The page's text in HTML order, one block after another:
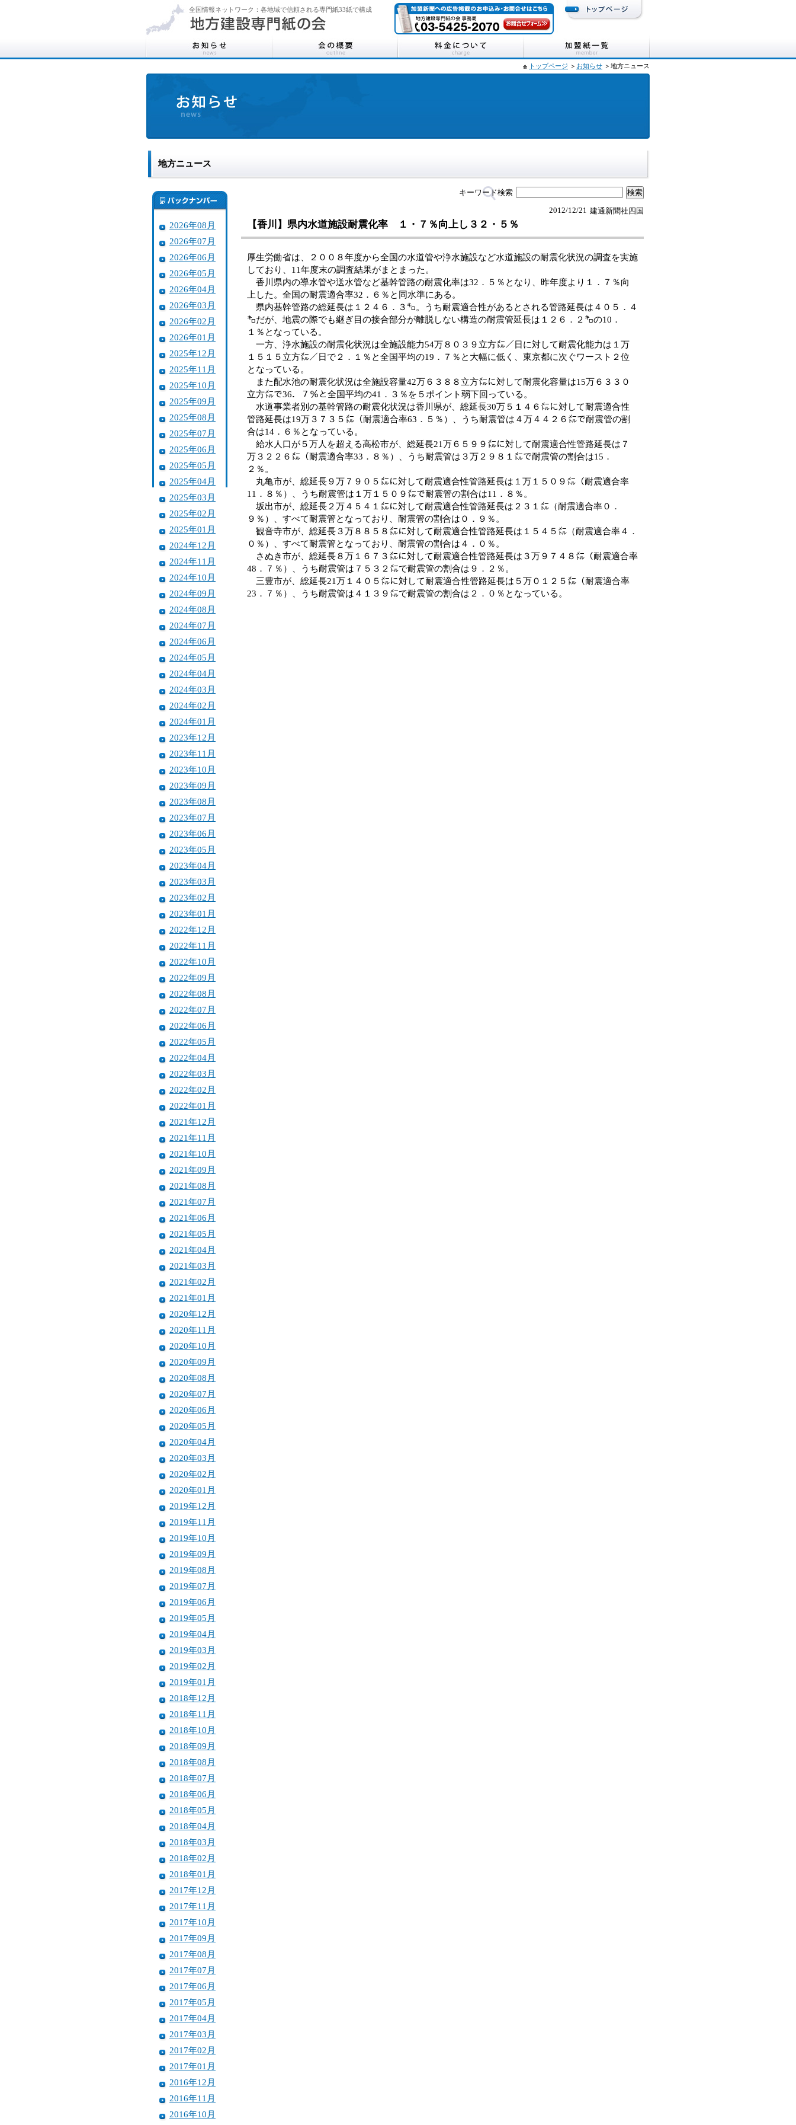
全国情報ネットワーク：各地域で信頼される専門紙33紙で構成
トップページ ＞ お知らせ ＞地方ニュース
地方ニュース
2026年08月
2026年07月
2026年06月
2026年05月
2026年04月
2026年03月
2026年02月
2026年01月
2025年12月
2025年11月
2025年10月
2025年09月
2025年08月
2025年07月
2025年06月
2025年05月
2025年04月
2025年03月
2025年02月
2025年01月
2024年12月
2024年11月
2024年10月
2024年09月
2024年08月
2024年07月
2024年06月
2024年05月
2024年04月
2024年03月
2024年02月
2024年01月
2023年12月
2023年11月
2023年10月
2023年09月
2023年08月
2023年07月
2023年06月
2023年05月
2023年04月
2023年03月
2023年02月
2023年01月
2022年12月
2022年11月
2022年10月
2022年09月
2022年08月
2022年07月
2022年06月
2022年05月
2022年04月
2022年03月
2022年02月
2022年01月
2021年12月
2021年11月
2021年10月
2021年09月
2021年08月
2021年07月
2021年06月
2021年05月
2021年04月
2021年03月
2021年02月
2021年01月
2020年12月
2020年11月
2020年10月
2020年09月
2020年08月
2020年07月
2020年06月
2020年05月
2020年04月
2020年03月
2020年02月
2020年01月
2019年12月
2019年11月
2019年10月
2019年09月
2019年08月
2019年07月
2019年06月
2019年05月
2019年04月
2019年03月
2019年02月
2019年01月
2018年12月
2018年11月
2018年10月
2018年09月
2018年08月
2018年07月
2018年06月
2018年05月
2018年04月
2018年03月
2018年02月
2018年01月
2017年12月
2017年11月
2017年10月
2017年09月
2017年08月
2017年07月
2017年06月
2017年05月
2017年04月
2017年03月
2017年02月
2017年01月
2016年12月
2016年11月
2016年10月
キーワード検索
建通新聞社四国
2012/12/21
【香川】県内水道施設耐震化率 １・７％向上し３２・５％
厚生労働省は、２００８年度から全国の水道管や浄水施設など水道施設の耐震化状況の調査を実施
しており、11年度末の調査結果がまとまった。
香川県内の導水管や送水管など基幹管路の耐震化率は32．５％となり、昨年度より１．７％向
上した。全国の耐震適合率32．６％と同水準にある。
県内基幹管路の総延長は１２４６．３㌔。うち耐震適合性があるとされる管路延長は４０５．４
㌔だが、地震の際でも継ぎ目の接合部分が離脱しない構造の耐震管延長は１２６．２㌔の10．
１％となっている。
一方、浄水施設の耐震化状況は全施設能力54万８０３９立方㍍／日に対して耐震化能力は１万
１５１５立方㍍／日で２．１％と全国平均の19．７％と大幅に低く、東京都に次ぐワースト２位
となっている。
また配水池の耐震化状況は全施設容量42万６３８８立方㍍に対して耐震化容量は15万６３３０
立方㍍で36．７％と全国平均の41．３％を５ポイント弱下回っている。
水道事業者別の基幹管路の耐震化状況は香川県が、総延長30万５１４６㍍に対して耐震適合性
管路延長は19万３７３５㍍（耐震適合率63．５％）、うち耐震管は４万４４２６㍍で耐震管の割
合は14．６％となっている。
給水人口が５万人を超える高松市が、総延長21万６５９９㍍に対して耐震適合性管路延長は７
万３２２６㍍（耐震適合率33．８％）、うち耐震管は３万２９８１㍍で耐震管の割合は15．
２％。
丸亀市が、総延長９万７９０５㍍に対して耐震適合性管路延長は１万１５０９㍍（耐震適合率
11．８％）、うち耐震管は１万１５０９㍍で耐震管の割合は11．８％。
坂出市が、総延長２万４５４１㍍に対して耐震適合性管路延長は２３１㍍（耐震適合率０．
９％）、すべて耐震管となっており、耐震管の割合は０．９％。
観音寺市が、総延長３万８８５８㍍に対して耐震適合性管路延長は１５４５㍍（耐震適合率４．
０％）、すべて耐震管となっており、耐震管の割合は４．０％。
さぬき市が、総延長８万１６７３㍍に対して耐震適合性管路延長は３万９７４８㍍（耐震適合率
48．７％）、うち耐震管は７５３２㍍で耐震管の割合は９．２％。
三豊市が、総延長21万１４０５㍍に対して耐震適合性管路延長は５万０１２５㍍（耐震適合率
23．７％）、うち耐震管は４１３９㍍で耐震管の割合は２．０％となっている。